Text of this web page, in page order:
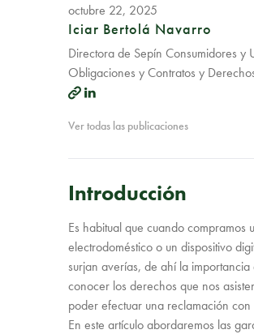
octubre 22, 2025
Iciar Bertolá Navarro
Directora de Sepín Consumidores y
Obligaciones y Contratos y
Ver todas las publicaciones
Introducción
Es habitual que cuando compramos
electrodoméstico o un dispositivo
surjan averías, de ahí la importancia
conocer los derechos que nos
poder efectuar una reclamación con
En este artículo abordaremos las